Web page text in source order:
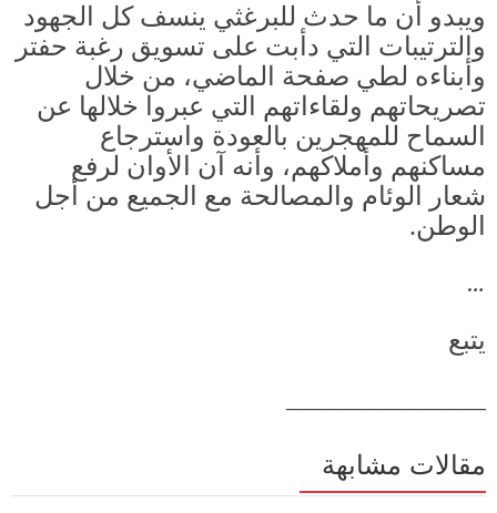
ويبدو أن ما حدث للبرغثي ينسف كل الجهود
والترتيبات التي دأبت على تسويق رغبة حفتر
وأبناءه لطي صفحة الماضي، من خلال
تصريحاتهم ولقاءاتهم التي عبروا خلالها عن
السماح للمهجرين بالعودة واسترجاع
مساكنهم وأملاكهم، وأنه آن الأوان لرفع
شعار الوئام والمصالحة مع الجميع من أجل
الوطن.
…
يتبع
مقالات مشابهة